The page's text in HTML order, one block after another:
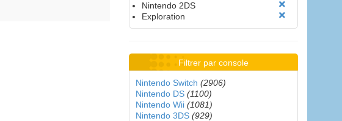
Nintendo 2DS
Exploration
Filtrer par console
Nintendo Switch (2906)
Nintendo DS (1100)
Nintendo Wii (1081)
Nintendo 3DS (929)